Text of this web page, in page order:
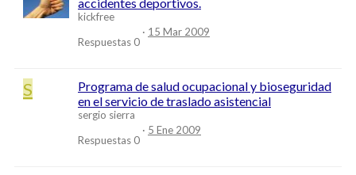
kickfree
Respuestas 0
15 Mar 2009
S
Programa de salud ocupacional y bioseguridad
en el servicio de traslado asistencial
sergio sierra
Respuestas 0
5 Ene 2009